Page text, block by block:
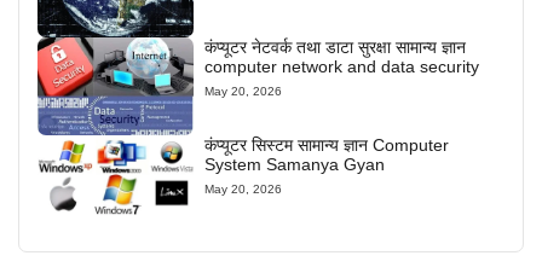
कंप्यूटर नेटवर्क तथा डाटा सुरक्षा सामान्य ज्ञान
computer network and data security
May 20, 2026
कंप्यूटर सिस्टम सामान्य ज्ञान Computer
System Samanya Gyan
May 20, 2026